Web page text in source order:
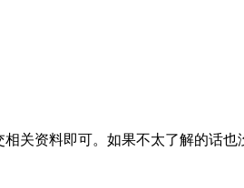
关资料即可。如果不太了解的话